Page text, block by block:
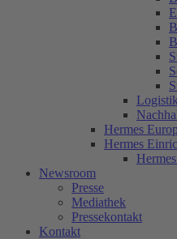
Hermes
Hermes
Newsroom
Presse
Mediathek
Pressekontakt
Kontakt